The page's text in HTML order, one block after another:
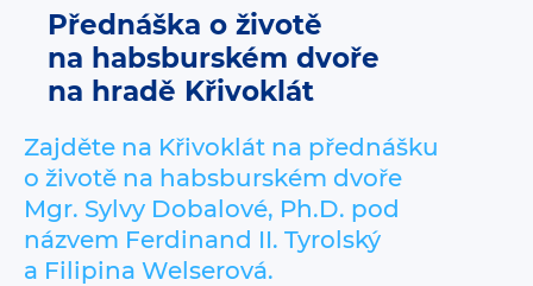
Přednáška o životě
na habsburském dvoře
na hradě Křivoklát
Zajděte na Křivoklát na přednášku
o životě na habsburském dvoře
Mgr. Sylvy Dobalové, Ph.D. pod
názvem Ferdinand II. Tyrolský
a Filipina Welserová.